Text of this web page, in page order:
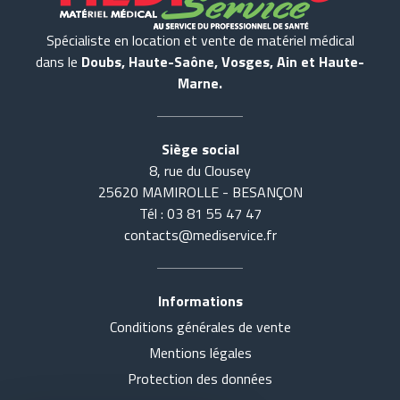
Spécialiste en location et vente de matériel médical
dans le Doubs, Haute-Saône, Vosges, Ain et Haute-
Marne.
Siège social
8, rue du Clousey
25620 MAMIROLLE - BESANÇON
Tél : 03 81 55 47 47
contacts@mediservice.fr
Informations
Conditions générales de vente
Mentions légales
Protection des données